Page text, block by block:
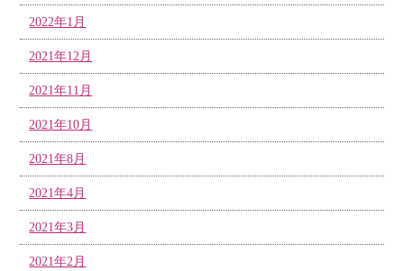
2022年1月
2021年12月
2021年11月
2021年10月
2021年8月
2021年4月
2021年3月
2021年2月